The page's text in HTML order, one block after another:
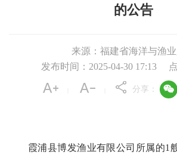
的公告
来源：福建省海洋与渔
发布时间：2025-04-30 17:13
分享： 
霞浦县博发渔业有限公司所属的1